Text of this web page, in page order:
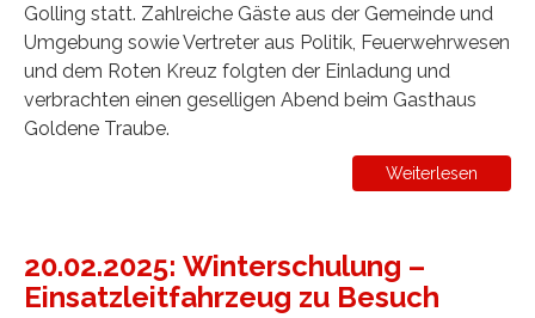
Golling statt. Zahlreiche Gäste aus der Gemeinde und
Umgebung sowie Vertreter aus Politik, Feuerwehrwesen
und dem Roten Kreuz folgten der Einladung und
verbrachten einen geselligen Abend beim Gasthaus
Goldene Traube.
Weiterlesen
20.02.2025: Winterschulung –
Einsatzleitfahrzeug zu Besuch